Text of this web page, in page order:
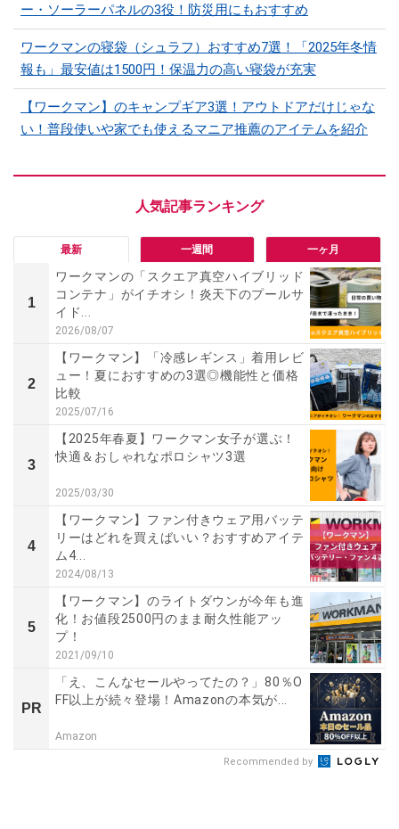
ー・ソーラーパネルの3役！防災用にもおすすめ
ワークマンの寝袋（シュラフ）おすすめ7選！「2025年冬情
報も」最安値は1500円！保温力の高い寝袋が充実
【ワークマン】のキャンプギア3選！アウトドアだけじゃな
い！普段使いや家でも使えるマニア推薦のアイテムを紹介
最新 一週間 一ヶ月
1
ワークマンの「スクエア真空ハイブリッド
コンテナ」がイチオシ！炎天下のプールサ
イド...
2026/08/07
2
【ワークマン】「冷感レギンス」着用レビ
ュー！夏におすすめの3選◎機能性と価格
比較
2025/07/16
3
【2025年春夏】ワークマン女子が選ぶ！
快適＆おしゃれなポロシャツ3選
2025/03/30
4
【ワークマン】ファン付きウェア用バッテ
リーはどれを買えばいい？おすすめアイテ
ム4...
2024/08/13
5
【ワークマン】のライトダウンが今年も進
化！お値段2500円のまま耐久性能アッ
プ！
2021/09/10
PR
「え、こんなセールやってたの？」80％O
FF以上が続々登場！Amazonの本気が...
Amazon
Recommended by